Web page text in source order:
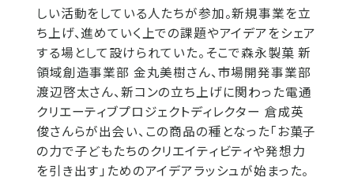
しい活動をしている人たちが参加。新規事業を立
ち上げ、進めていく上での課題やアイデアをシェア
する場として設けられていた。そこで森永製菓 新
領域創造事業部 金丸美樹さん、市場開発事業部
渡辺啓太さん、新コンの立ち上げに関わった電通
クリエーティブプロジェクトディレクター 倉成英
俊さんらが出会い、この商品の種となった「お菓子
の力で子どもたちのクリエイティビティや発想力
を引き出す」ためのアイデアラッシュが始まった。